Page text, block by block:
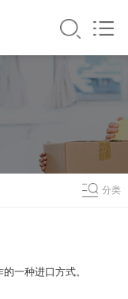
分类
一种进口方式。